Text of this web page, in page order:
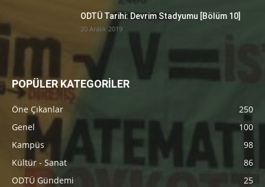
ODTÜ Tarihi: Devrim Stadyumu [Bölüm 10]
20 Aralık 2019
POPÜLER KATEGORİLER
Öne Çıkanlar
250
Genel
100
Kampüs
98
Kültür - Sanat
86
ODTÜ Gündemi
25